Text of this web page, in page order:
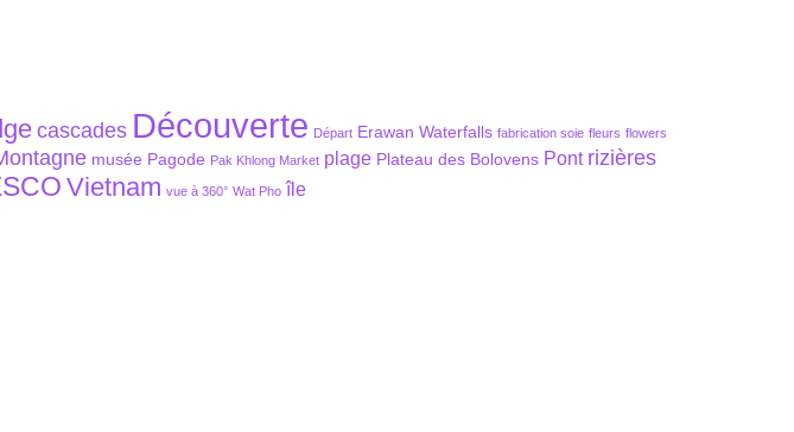
cascades Découverte Départ Erawan Waterfalls fabrication soie fleurs flowers
musée Pagode Pak Khlong Market plage Plateau des Bolovens Pont rizières
Vietnam vue à 360° Wat Pho île